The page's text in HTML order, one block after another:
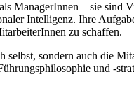
ManagerInnen – sie sind
Intelligenz. Ihre
zu schaffen.
sondern auch die
und -